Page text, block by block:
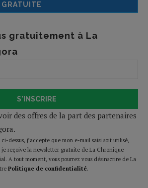
gratuitement à La
S'INSCRIRE
des offres de la part des partenaires
dessus, j’accepte que mon e-mail saisi soit utilisé,
reçoive la newsletter gratuite de La Chronique
A tout moment, vous pourrez vous désinscrire de La
Politique de confidentialité.